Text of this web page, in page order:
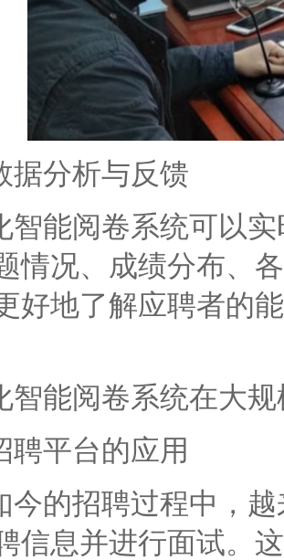
分析与反馈
能阅卷系统可以实
情况、成绩分布、
好地了解应聘者的
能阅卷系统在大规
平台的应用
的招聘过程中，越
信息并进行面试。